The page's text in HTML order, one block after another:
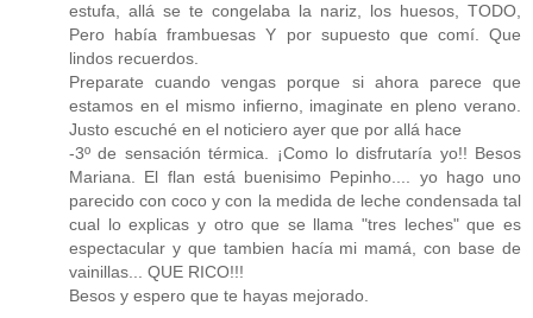
estufa, allá se te congelaba la nariz, los huesos, TODO,
Pero había frambuesas Y por supuesto que comí. Que
lindos recuerdos.
Preparate cuando vengas porque si ahora parece que
estamos en el mismo infierno, imaginate en pleno verano.
Justo escuché en el noticiero ayer que por allá hace
-3º de sensación térmica. ¡Como lo disfrutaría yo!! Besos
Mariana. El flan está buenisimo Pepinho.... yo hago uno
parecido con coco y con la medida de leche condensada tal
cual lo explicas y otro que se llama "tres leches" que es
espectacular y que tambien hacía mi mamá, con base de
vainillas... QUE RICO!!!
Besos y espero que te hayas mejorado.